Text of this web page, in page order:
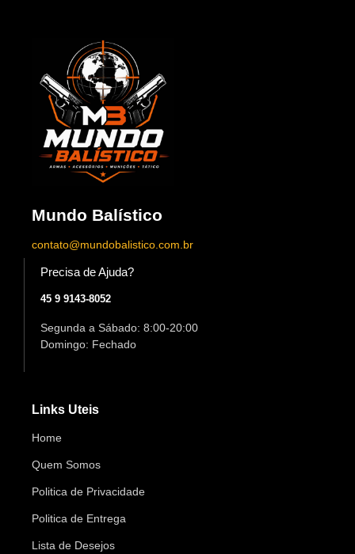
Mundo Balístico
contato@mundobalistico.com.br
Precisa de Ajuda?
45 9 9143-8052
Segunda a Sábado: 8:00-20:00
Domingo: Fechado
Links Uteis
Home
Quem Somos
Politica de Privacidade
Politica de Entrega
Lista de Desejos